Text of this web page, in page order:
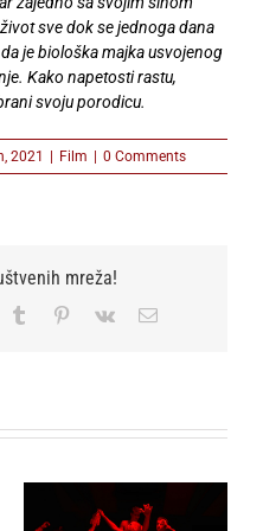
sve dok se jednoga dana
je biološka majka usvojenog
Kako napetosti rastu,
svoju porodicu.
2021 | Film | 0 Comments
mreža!
Tumblr Pinterest
Vk Email
Svetska premijera